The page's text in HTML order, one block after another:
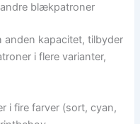
blækpatroner
anden kapacitet, tilbyder
i flere varianter,
i fire farver (sort, cyan,